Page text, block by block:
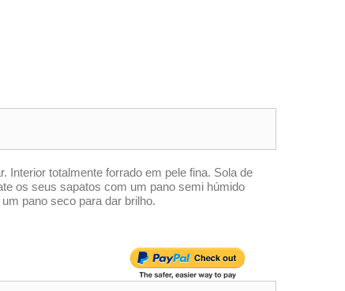
Interior totalmente forrado em pele fina. Sola de
os seus sapatos com um pano semi húmido
pano seco para dar brilho.